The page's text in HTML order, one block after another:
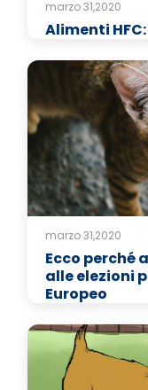
marzo 31,2020
Alimenti
marzo 31,2020
Ecco perché
alle elezioni
Europeo